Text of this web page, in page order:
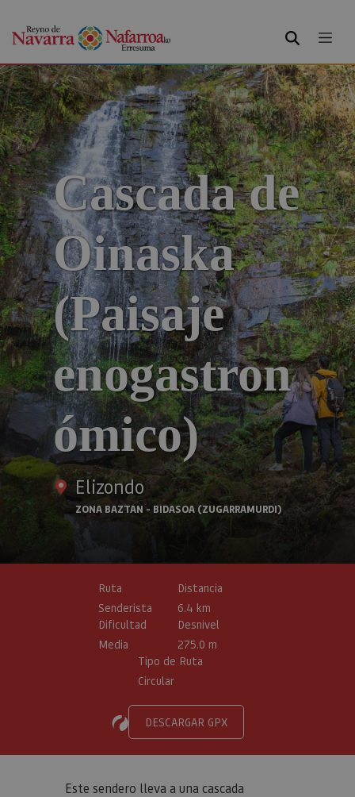
BUSCAR
Cascada de
Oinaska
(Paisaje
enogastron
ómico)
Elizondo
ZONA BAZTAN - BIDASOA (ZUGARRAMURDI)
Ruta
Senderista
Distancia
6.4 km
Dificultad
Media
Desnivel
275.0 m
Tipo de Ruta
Circular
DESCARGAR GPX
Este sendero lleva a una cascada